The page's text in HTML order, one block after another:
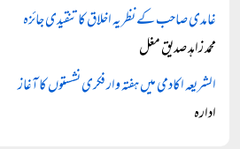
غامدی صاحب کے نظریہ اخلاق کا تنقیدی جائزہ
محمد زاہد صدیق مغل
الشریعہ اکادمی میں ہفتہ وار فکری نشستوں کا آغاز
ادارہ